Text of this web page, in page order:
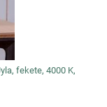
fekete, 4000 K,